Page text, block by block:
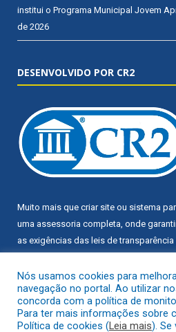
institui o Programa Municipal Jovem
de 2026
DESENVOLVIDO POR CR2
Muito mais que criar site ou sistema
uma assessoria completa, onde
as exigências das leis de
Conheça oPNTPe oRadar da
Nós usamos cookies para
navegação no portal. Ao utilizar
concorda com a política de
Para ter mais informações sobre
Política de cookies (Leia mais). Se